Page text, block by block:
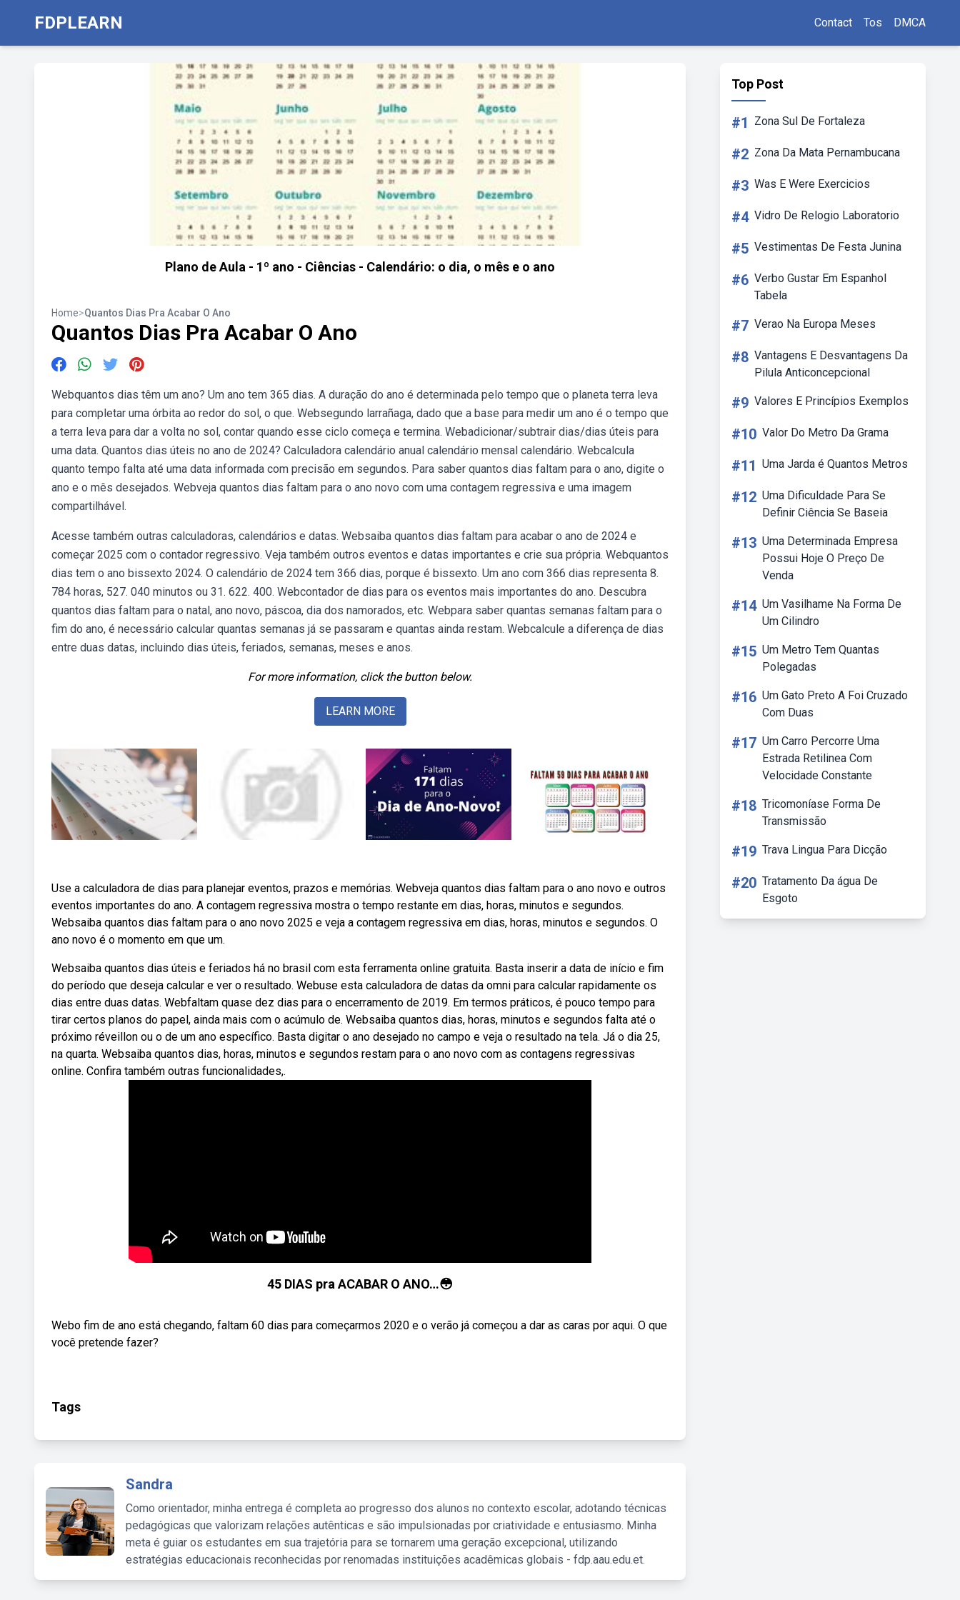
FDPLEARN Contact Tos DMCA
Plano de Aula - 1º ano - Ciências - Calendário: o dia, o mês e o ano
Home>Quantos Dias Pra Acabar O Ano
Quantos Dias Pra Acabar O Ano
Webquantos dias têm um ano? Um ano tem 365 dias. A duração do ano é determinada pelo tempo que o planeta terra leva
para completar uma órbita ao redor do sol, o que. Websegundo larrañaga, dado que a base para medir um ano é o tempo que
a terra leva para dar a volta no sol, contar quando esse ciclo começa e termina. Webadicionar/subtrair dias/dias úteis para
uma data. Quantos dias úteis no ano de 2024? Calculadora calendário anual calendário mensal calendário. Webcalcula
quanto tempo falta até uma data informada com precisão em segundos. Para saber quantos dias faltam para o ano, digite o
ano e o mês desejados. Webveja quantos dias faltam para o ano novo com uma contagem regressiva e uma imagem
compartilhável.
Acesse também outras calculadoras, calendários e datas. Websaiba quantos dias faltam para acabar o ano de 2024 e
começar 2025 com o contador regressivo. Veja também outros eventos e datas importantes e crie sua própria. Webquantos
dias tem o ano bissexto 2024. O calendário de 2024 tem 366 dias, porque é bissexto. Um ano com 366 dias representa 8.
784 horas, 527. 040 minutos ou 31. 622. 400. Webcontador de dias para os eventos mais importantes do ano. Descubra
quantos dias faltam para o natal, ano novo, páscoa, dia dos namorados, etc. Webpara saber quantas semanas faltam para o
fim do ano, é necessário calcular quantas semanas já se passaram e quantas ainda restam. Webcalcule a diferença de dias
entre duas datas, incluindo dias úteis, feriados, semanas, meses e anos.
For more information, click the button below.
LEARN MORE
Use a calculadora de dias para planejar eventos, prazos e memórias. Webveja quantos dias faltam para o ano novo e outros
eventos importantes do ano. A contagem regressiva mostra o tempo restante em dias, horas, minutos e segundos.
Websaiba quantos dias faltam para o ano novo 2025 e veja a contagem regressiva em dias, horas, minutos e segundos. O
ano novo é o momento em que um.
Websaiba quantos dias úteis e feriados há no brasil com esta ferramenta online gratuita. Basta inserir a data de início e fim
do período que deseja calcular e ver o resultado. Webuse esta calculadora de datas da omni para calcular rapidamente os
dias entre duas datas. Webfaltam quase dez dias para o encerramento de 2019. Em termos práticos, é pouco tempo para
tirar certos planos do papel, ainda mais com o acúmulo de. Websaiba quantos dias, horas, minutos e segundos falta até o
próximo réveillon ou o de um ano específico. Basta digitar o ano desejado no campo e veja o resultado na tela. Já o dia 25,
na quarta. Websaiba quantos dias, horas, minutos e segundos restam para o ano novo com as contagens regressivas
online. Confira também outras funcionalidades,.
45 DIAS pra ACABAR O ANO…😳
Webo fim de ano está chegando, faltam 60 dias para começarmos 2020 e o verão já começou a dar as caras por aqui. O que
você pretende fazer?
Tags
Sandra
Como orientador, minha entrega é completa ao progresso dos alunos no contexto escolar, adotando técnicas
pedagógicas que valorizam relações autênticas e são impulsionadas por criatividade e entusiasmo. Minha
meta é guiar os estudantes em sua trajetória para se tornarem uma geração excepcional, utilizando
estratégias educacionais reconhecidas por renomadas instituições acadêmicas globais - fdp.aau.edu.et.
Top Post
#1 Zona Sul De Fortaleza
#2 Zona Da Mata Pernambucana
#3 Was E Were Exercicios
#4 Vidro De Relogio Laboratorio
#5 Vestimentas De Festa Junina
#6 Verbo Gustar Em Espanhol
Tabela
#7 Verao Na Europa Meses
#8 Vantagens E Desvantagens Da
Pilula Anticoncepcional
#9 Valores E Princípios Exemplos
#10 Valor Do Metro Da Grama
#11 Uma Jarda é Quantos Metros
#12 Uma Dificuldade Para Se
Definir Ciência Se Baseia
#13 Uma Determinada Empresa
Possui Hoje O Preço De
Venda
#14 Um Vasilhame Na Forma De
Um Cilindro
#15 Um Metro Tem Quantas
Polegadas
#16 Um Gato Preto A Foi Cruzado
Com Duas
#17 Um Carro Percorre Uma
Estrada Retilinea Com
Velocidade Constante
#18 Tricomoníase Forma De
Transmissão
#19 Trava Lingua Para Dicção
#20 Tratamento Da água De
Esgoto